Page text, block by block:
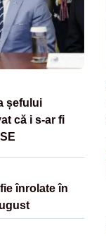
șefului
că i s-ar fi
înrolate în